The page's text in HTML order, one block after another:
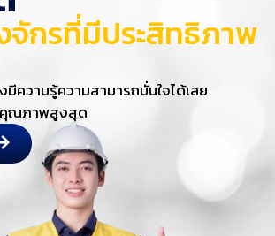
จักรที่มีประสิทธิภาพ
มีความรู้ความสามารถมั่นใจได้เลย
คุณภาพสูงสุด